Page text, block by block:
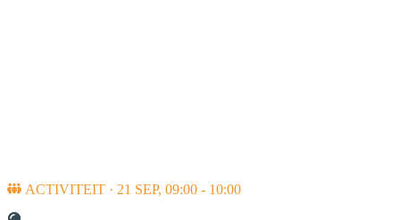
ACTIVITEIT · 21 SEP, 09:00 - 10:00